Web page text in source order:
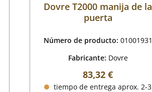
Dovre T2000 manija de la
puerta
Número de producto: 01001931
Fabricante: Dovre
Precio normal:
83,32 €
tiempo de entrega aprox. 2-3